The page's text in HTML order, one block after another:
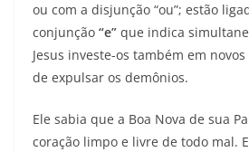
ou com a disjunção “ou”; estão
conjunção “e” que indica
Jesus investe-os também em
de expulsar os demônios.
Ele sabia que a Boa Nova de sua
coração limpo e livre de todo mal.